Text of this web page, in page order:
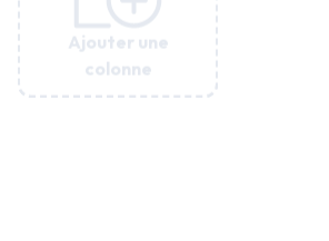
Ajouter une
colonne
Ajouter une
colonne
Ajouter une
colonne
Ajouter une
colonne
Ajouter une
colonne
Ajouter une
colonne
Ajouter une
colonne